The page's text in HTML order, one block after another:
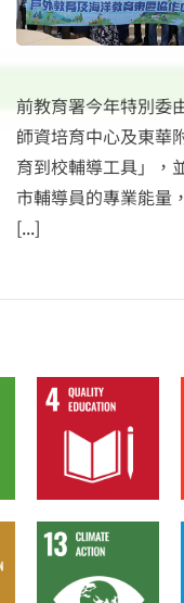
前教育署今年特別委
師資培育中心及東華
育到校輔導工具」，
市輔導員的專業能量
[...]